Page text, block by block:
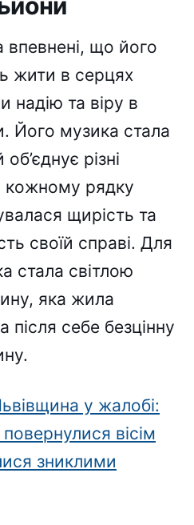
впевнені, що його
жити в серцях
надію та віру в
Його музика стала
різні
кожному рядку
щирість та
своїй справі. Для
стала світлою
яка жила
себе безцінну
у жалобі:
вісім
зниклими